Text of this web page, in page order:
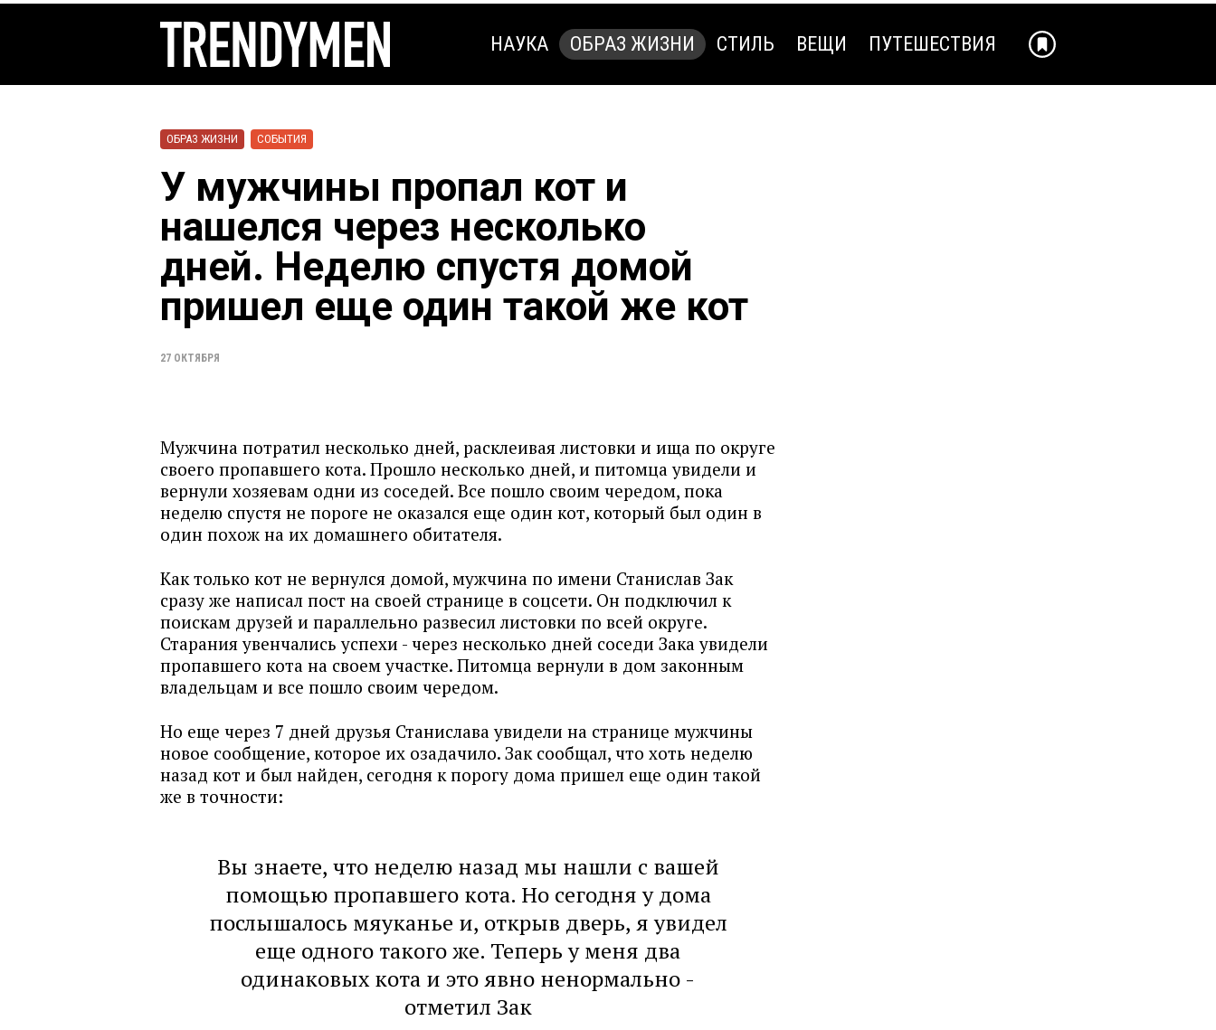
НАУКА ОБРАЗ ЖИЗНИ СТИЛЬ ВЕЩИ ПУТЕШЕСТВИЯ
ОБРАЗ ЖИЗНИ СОБЫТИЯ
У мужчины пропал кот и
нашелся через несколько
дней. Неделю спустя домой
пришел еще один такой же кот
27 ОКТЯБРЯ
Мужчина потратил несколько дней, расклеивая листовки и ища по округе
своего пропавшего кота. Прошло несколько дней, и питомца увидели и
вернули хозяевам одни из соседей. Все пошло своим чередом, пока
неделю спустя не пороге не оказался еще один кот, который был один в
один похож на их домашнего обитателя.
Как только кот не вернулся домой, мужчина по имени Станислав Зак
сразу же написал пост на своей странице в соцсети. Он подключил к
поискам друзей и параллельно развесил листовки по всей округе.
Старания увенчались успехи - через несколько дней соседи Зака увидели
пропавшего кота на своем участке. Питомца вернули в дом законным
владельцам и все пошло своим чередом.
Но еще через 7 дней друзья Станислава увидели на странице мужчины
новое сообщение, которое их озадачило. Зак сообщал, что хоть неделю
назад кот и был найден, сегодня к порогу дома пришел еще один такой
же в точности:
Вы знаете, что неделю назад мы нашли с вашей
помощью пропавшего кота. Но сегодня у дома
послышалось мяуканье и, открыв дверь, я увидел
еще одного такого же. Теперь у меня два
одинаковых кота и это явно ненормально -
отметил Зак